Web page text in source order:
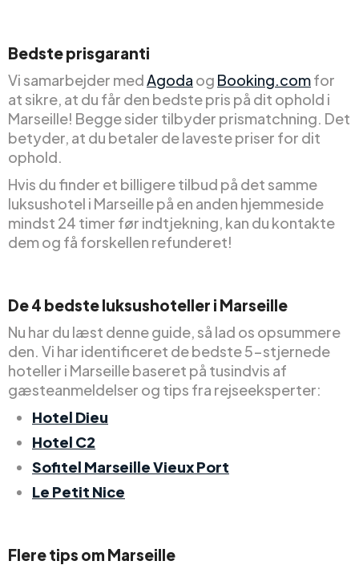
Bedste prisgaranti
Vi samarbejder medAgoda og Booking.comfor
at sikre, at du får den bedste pris på dit ophold i
Marseille! Begge sider tilbyder prismatchning. Det
betyder, at du betaler de laveste priser for dit
ophold.
Hvis du finder et billigere tilbud på det samme
luksushotel i Marseille på en anden hjemmeside
mindst 24 timer før indtjekning, kan du kontakte
dem og få forskellen refunderet!
De 4 bedste luksushoteller i Marseille
Nu har du læst denne guide, så lad os opsummere
den. Vi har identificeret de bedste 5-stjernede
hoteller i Marseille baseret på tusindvis af
gæsteanmeldelser og tips fra rejseeksperter:
Hotel Dieu
Hotel C2
Sofitel Marseille Vieux Port
Le Petit Nice
Flere tips om Marseille